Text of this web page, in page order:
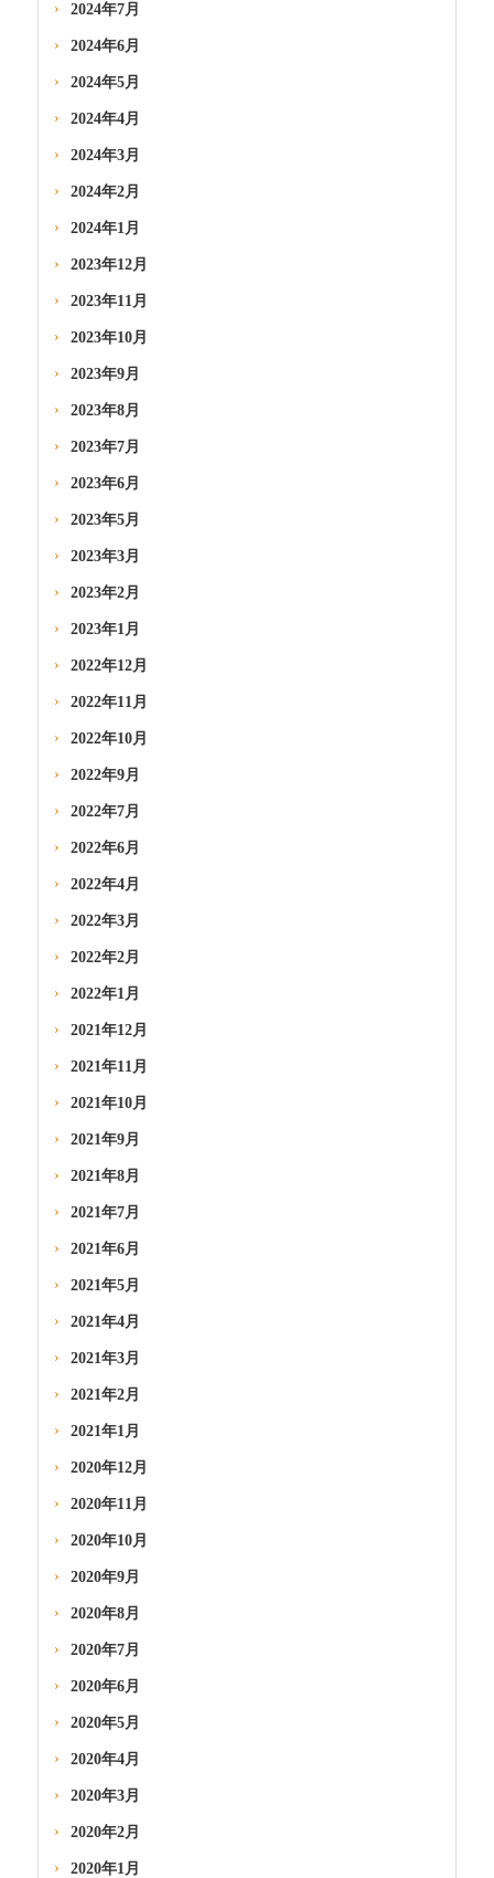
2024年7月
2024年6月
2024年5月
2024年4月
2024年3月
2024年2月
2024年1月
2023年12月
2023年11月
2023年10月
2023年9月
2023年8月
2023年7月
2023年6月
2023年5月
2023年3月
2023年2月
2023年1月
2022年12月
2022年11月
2022年10月
2022年9月
2022年7月
2022年6月
2022年4月
2022年3月
2022年2月
2022年1月
2021年12月
2021年11月
2021年10月
2021年9月
2021年8月
2021年7月
2021年6月
2021年5月
2021年4月
2021年3月
2021年2月
2021年1月
2020年12月
2020年11月
2020年10月
2020年9月
2020年8月
2020年7月
2020年6月
2020年5月
2020年4月
2020年3月
2020年2月
2020年1月